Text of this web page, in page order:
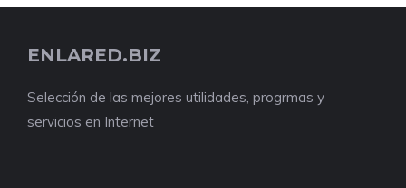
ENLARED.BIZ
Selección de las mejores utilidades, progrmas y
servicios en Internet